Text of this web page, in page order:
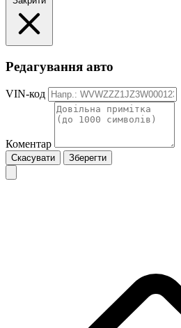
Редагування авто
VIN-код
Коментар
Скасувати Зберегти